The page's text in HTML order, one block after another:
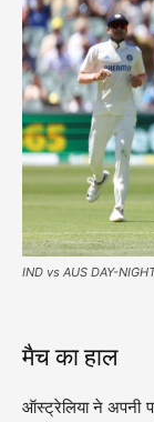
IND vs AUS DAY-
मैच का हाल
ऑस्ट्रेलिया ने अपनी